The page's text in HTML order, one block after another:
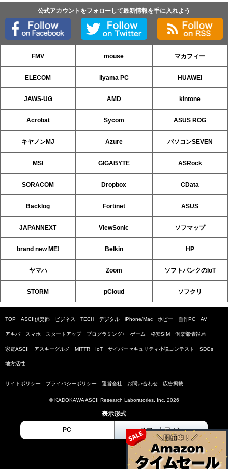
公式アカウントをフォローして最新情報を手に入れよう
FMV mouse マカフィー
ELECOM iiyama PC HUAWEI
JAWS-UG AMD kintone
Acrobat Sycom ASUS ROG
キヤノンMJ Azure パソコンSEVEN
MSI GIGABYTE ASRock
SORACOM Dropbox CData
Backlog Fortinet ASUS
JAPANNEXT ViewSonic ソフマップ
brand new ME! Belkin HP
ヤマハ Zoom ソフトバンクのIoT
STORM pCloud ソフクリ
TOP ASCII倶楽部 ビジネス TECH デジタル iPhone/Mac ホビー 自作PC AV
アキバ スマホ スタートアップ プログラミング+ ゲーム 格安SIM 倶楽部情報局
家電ASCII アスキーグルメ MITTR IoT サイバーセキュリティ小説コンテスト SDGs
地方活性
サイトポリシー プライバシーポリシー 運営会社 お問い合わせ 広告掲載
© KADOKAWA ASCII Research Laboratories, Inc. 2026
表示形式
PC スマートフォン